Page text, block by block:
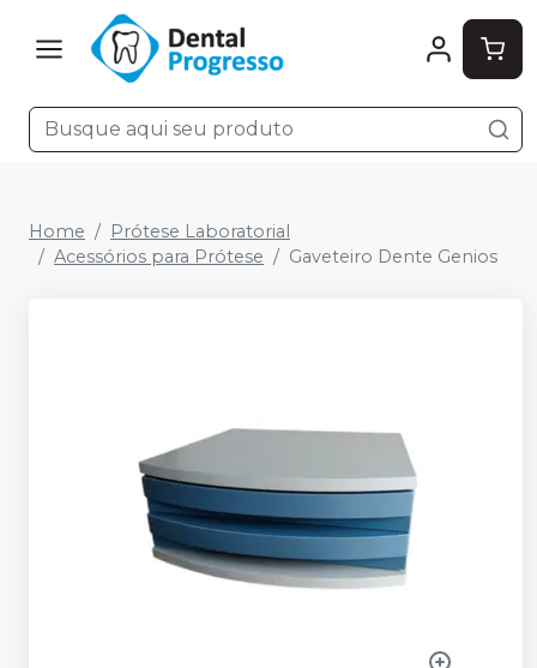
Home
Prótese Laboratorial
Acessórios para Prótese
Gaveteiro Dente Genios